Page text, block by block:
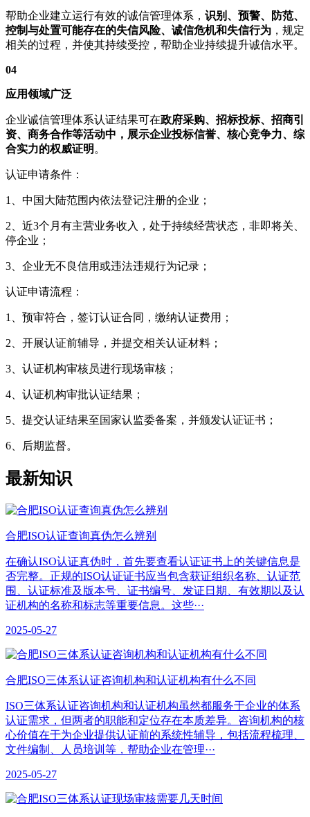
帮助企业建立运行有效的诚信管理体系， 识别、预警、防范、
控制与处置可能存在的失信风险、诚信危机和失信行为 ，规定
相关的过程，并使其持续受控，帮助企业持续提升诚信水平。
04
应用领域广泛
企业诚信管理体系认证结果可在政府采购、招标投标、招商引
资、商务合作等活动中，展示企业投标信誉、核心竞争力、综
合实力的权威证明 。
认证申请条件：
1、中国大陆范围内依法登记注册的企业；
2、近3个月有主营业务收入，处于持续经营状态，非即将关、
停企业；
3、企业无不良信用或违法违规行为记录；
认证申请流程：
1、预审符合，签订认证合同，缴纳认证费用；
2、开展认证前辅导，并提交相关认证材料；
3、认证机构审核员进行现场审核；
4、认证机构审批认证结果；
5、提交认证结果至国家认监委备案，并颁发认证证书；
6、后期监督。
最新知识
合肥ISO认证查询真伪怎么辨别
在确认ISO认证真伪时，首先要查看认证证书上的关键信息是
否完整。正规的ISO认证证书应当包含获证组织名称、认证范
围、认证标准及版本号、证书编号、发证日期、有效期以及认
证机构的名称和标志等重要信息。这些···
2025-05-27
合肥ISO三体系认证咨询机构和认证机构有什么不同
ISO三体系认证咨询机构和认证机构虽然都服务于企业的体系
认证需求，但两者的职能和定位存在本质差异。咨询机构的核
心价值在于为企业提供认证前的系统性辅导，包括流程梳理、
文件编制、人员培训等，帮助企业在管理···
2025-05-27